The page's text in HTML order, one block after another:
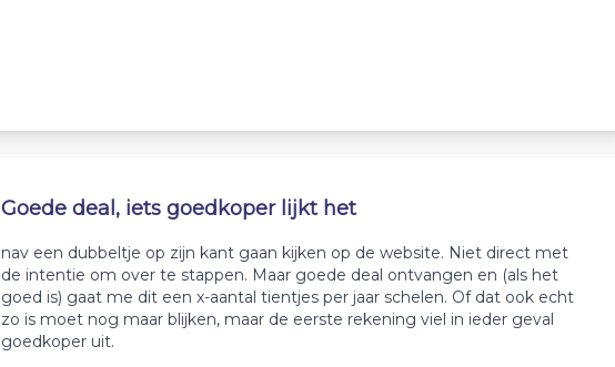
Goede deal, iets goedkoper lijkt het
nav een dubbeltje op zijn kant gaan kijken op de website. Niet direct met
de intentie om over te stappen. Maar goede deal ontvangen en (als het
goed is) gaat me dit een x-aantal tientjes per jaar schelen. Of dat ook echt
zo is moet nog maar blijken, maar de eerste rekening viel in ieder geval
goedkoper uit.